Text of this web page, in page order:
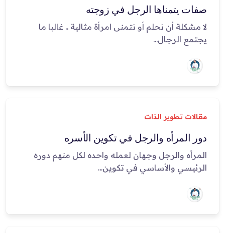
صفات يتمناها الرجل في زوجته
لا مشكلة أن نحلم أو نتمنى امرأة مثالية .. غالبا ما
يجتمع الرجال...
مقالات تطوير الذات
دور المرأه والرجل في تكوين الأسره
المرأه والرجل وجهان لعمله واحده لكل منهم دوره
الرئيسي والأساسي في تكوين...